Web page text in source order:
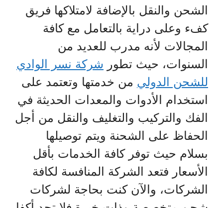
الشحن والنقل بالإضافة لامتلاكها فريق
كفء وعلى دراية بالتعامل مع كافة
المجالات لأنه مدرب للعديد من
السنوات، حيث تطور شركة نسر الوادي
للشحن الدولي من خدمتها وتعتمد على
استخدام الأدوات والمعدات الحديثة في
الفك والتركيب والتغليف والنقل من أجل
الحفاظ على الشحنة ويتم توصيلها
بسلام حيث توفر كافة الخدمات بأقل
الأسعار فتعد الشركة المنافسة لكافة
الشركات، والآن كنت بحاجة لشركات